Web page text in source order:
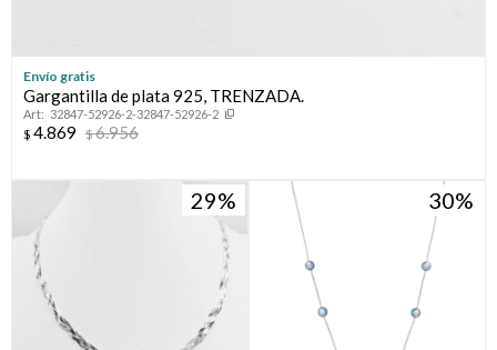
Envío gratis
Gargantilla de plata 925, TRENZADA.
32847-52926-2-32847-52926-2
$ 4.869 $6.956
29 30